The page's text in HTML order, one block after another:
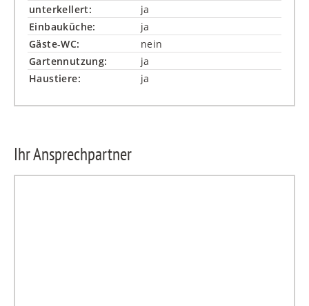
unterkellert:
ja
Einbauküche:
ja
Gäste-WC:
nein
Gartennutzung:
ja
Haustiere:
ja
Ihr Ansprechpartner